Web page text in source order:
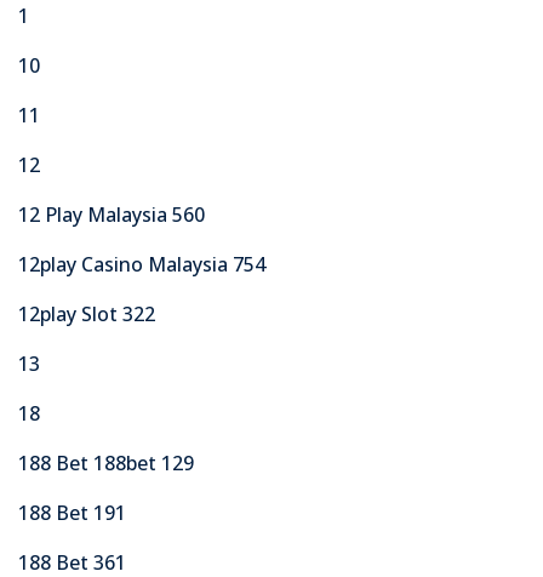
1
10
11
12
12 Play Malaysia 560
12play Casino Malaysia 754
12play Slot 322
13
18
188 Bet 188bet 129
188 Bet 191
188 Bet 361